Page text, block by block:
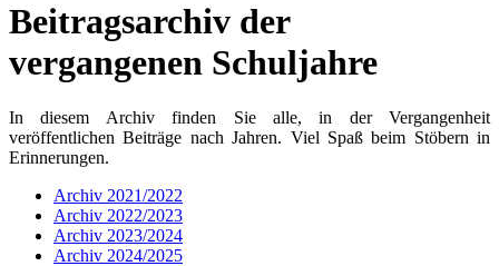
Beitragsarchiv der
vergangenen Schuljahre
In diesem Archiv finden Sie alle, in der Vergangenheit
veröffentlichen Beiträge nach Jahren. Viel Spaß beim Stöbern in
Erinnerungen.
Archiv 2021/2022
Archiv 2022/2023
Archiv 2023/2024
Archiv 2024/2025